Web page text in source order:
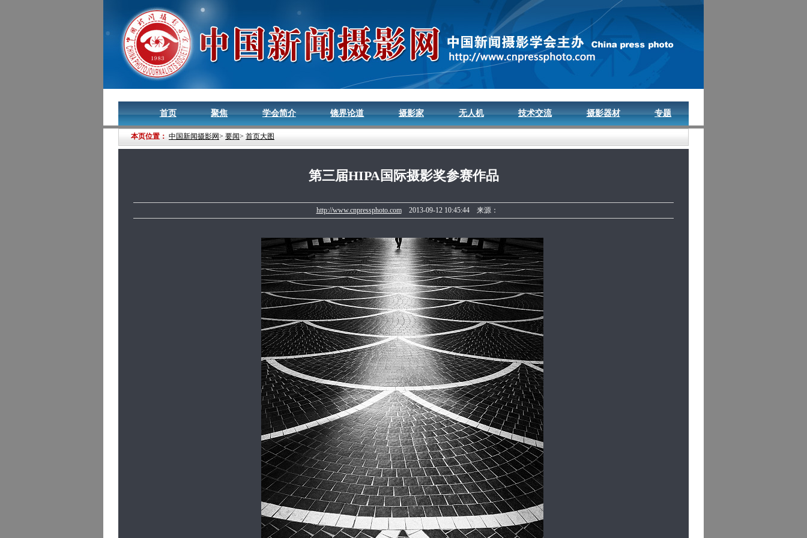
首页 聚焦 学会简介 镜界论道 摄影家 无人机 技术交流 摄影器材 专题
本页位置： 中国新闻摄影网> 要闻> 首页大图
第三届HIPA国际摄影奖参赛作品
http://www.cnpressphoto.com2013-09-12 10:45:44 来源：